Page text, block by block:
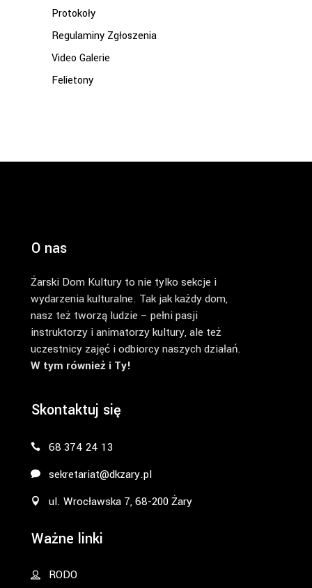
Protokoły
Regulaminy Zgłoszenia
Video Galerie
Felietony
O nas
Żarski Dom Kultury to nie tylko sekcje i
wydarzenia kulturalne. Tak jak każdy dom,
nasz też tworzą ludzie – pełni pasji
instruktorzy i animatorzy kultury, ale też
uczestnicy zajęć i odbiorcy naszych działań.
W tym również i Ty!
Skontaktuj się
68 374 24 13
sekretariat@dkzary.pl
ul. Wrocławska 7, 68-200 Żary
Ważne linki
RODO